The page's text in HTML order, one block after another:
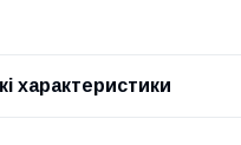
характеристики